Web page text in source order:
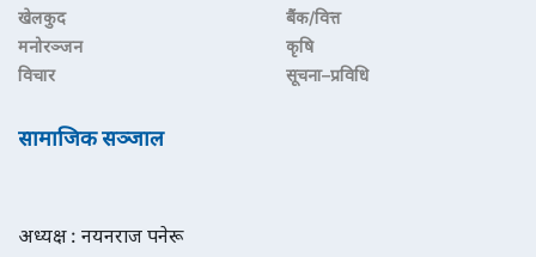
खेलकुद
मनोरञ्जन
विचार
बैंक/वित्त
कृषि
सूचना–प्रविधि
सामाजिक सञ्जाल
अध्यक्ष : नयनराज पनेरू